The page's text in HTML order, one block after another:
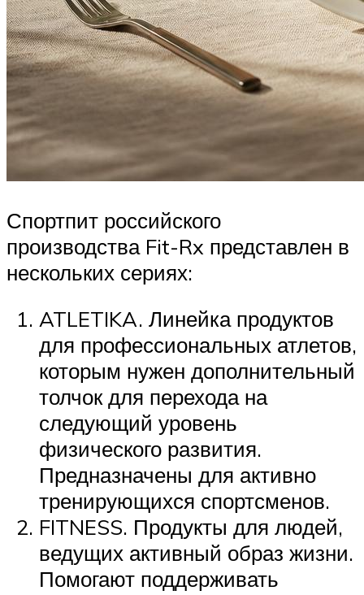
Спортпит российского
производства Fit-Rx представлен в
нескольких сериях:
ATLETIKA. Линейка продуктов
для профессиональных атлетов,
которым нужен дополнительный
толчок для перехода на
следующий уровень
физического развития.
Предназначены для активно
тренирующихся спортсменов.
FITNESS. Продукты для людей,
ведущих активный образ жизни.
Помогают поддерживать